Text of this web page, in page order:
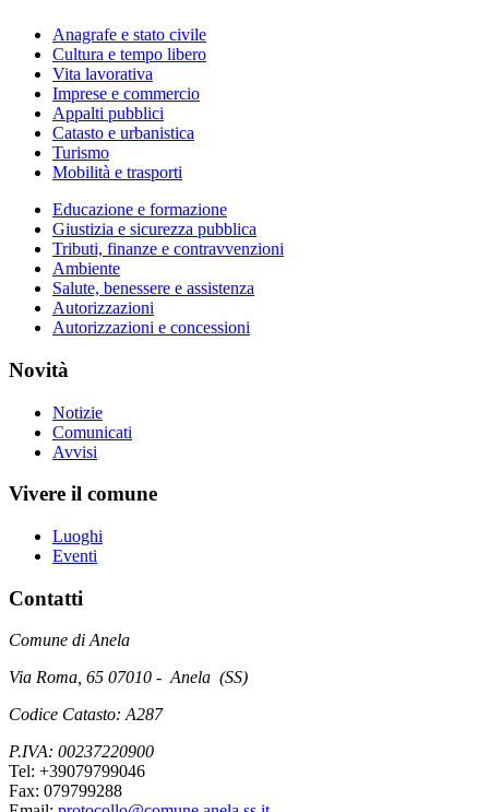
Anagrafe e stato civile
Cultura e tempo libero
Vita lavorativa
Imprese e commercio
Appalti pubblici
Catasto e urbanistica
Turismo
Mobilità e trasporti
Educazione e formazione
Giustizia e sicurezza pubblica
Tributi, finanze e contravvenzioni
Ambiente
Salute, benessere e assistenza
Autorizzazioni
Autorizzazioni e concessioni
Novità
Notizie
Comunicati
Avvisi
Vivere il comune
Luoghi
Eventi
Contatti
Comune di Anela
Via Roma, 65 07010 - Anela (SS)
Codice Catasto: A287
P.IVA: 00237220900
Tel: +39079799046
Fax: 079799288